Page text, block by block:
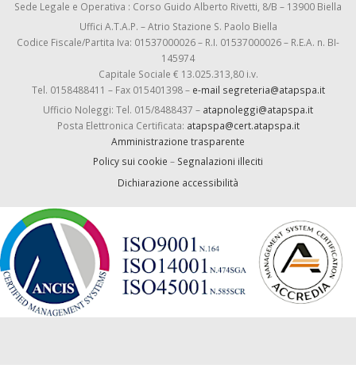
Sede Legale e Operativa : Corso Guido Alberto Rivetti, 8/B – 13900 Biella
Uffici A.T.A.P. – Atrio Stazione S. Paolo Biella
Codice Fiscale/Partita Iva: 01537000026 – R.I. 01537000026 – R.E.A. n. BI-
145974
Capitale Sociale € 13.025.313,80 i.v.
Tel. 0158488411 – Fax 015401398 – e-mail segreteria@atapspa.it
Ufficio Noleggi: Tel. 015/8488437 – atapnoleggi@atapspa.it
Posta Elettronica Certificata: atapspa@cert.atapspa.it
Amministrazione trasparente
Policy sui cookie – Segnalazioni illeciti
Dichiarazione accessibilità